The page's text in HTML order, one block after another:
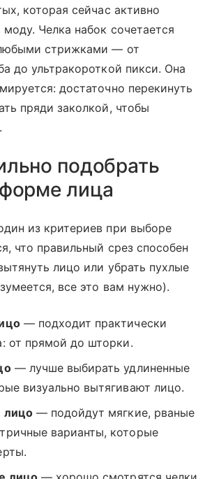
которая сейчас активно
Челка набок сочетается
стрижками — от
до ультракороткой пикси. Она
достаточно перекинуть
пряди заколкой, чтобы
подобрать
лица
из критериев при выборе
что правильный срез способен
лицо или убрать пухлые
все это вам нужно).
— подходит практически
от прямой до шторки.
— лучше выбирать удлиненные
визуально вытягивают лицо.
лицо— подойдут мягкие, рваные
варианты, которые